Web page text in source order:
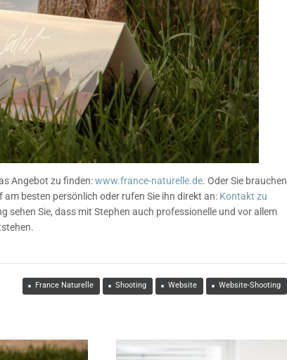
Angebot zu finden:www.france-naturelle.de. Oder Sie brauchen
besten persönlich oder rufen Sie ihn direkt an: Kontakt zu
sehen Sie, dass mit Stephen auch professionelle und vor allem
France Naturelle Shooting Website Website-Shooting